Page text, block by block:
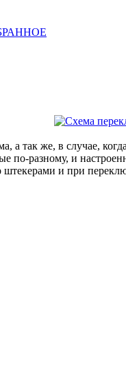
а так же, в случае,
по-разному, и
штекерами и при